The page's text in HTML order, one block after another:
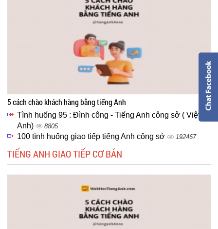
5 cách chào khách hàng bằng tiếng Anh
Tình huống 95 : Đình công - Tiếng Anh công sở ( Việt -
Anh)
8805
100 tình huống giao tiếp tiếng Anh công sở 192467
TIẾNG ANH GIAO TIẾP CƠ BẢN